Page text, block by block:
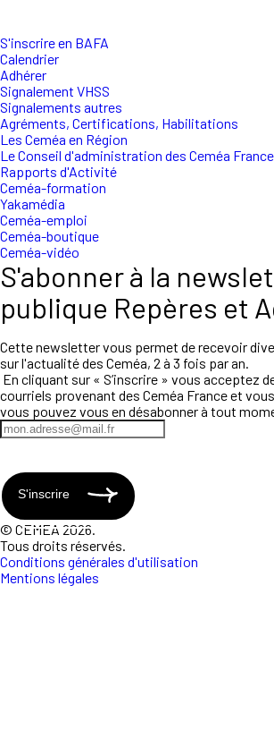
S'inscrire en BAFA
Calendrier
Adhérer
Signalement VHSS
Signalements autres
Agréments, Certifications, Habilitations
Les Ceméa en Région
Le Conseil d'administration des Ceméa France
Rapports d'Activité
Ceméa-formation
Yakamédia
Ceméa-emploi
Ceméa-boutique
Ceméa-vidéo
S'abonner à la
publique Repères et
Cette newsletter vous permet de recevoir
sur l'actualité des Ceméa, 2 à 3 fois par an.
En cliquant sur « S’inscrire » vous acceptez
courriels provenant des Ceméa France et
vous pouvez vous en désabonner à tout
S'inscrire
© CEMEA 2026.
Tous droits réservés.
Conditions générales d'utilisation
Mentions légales